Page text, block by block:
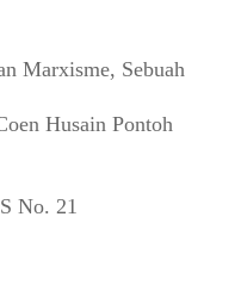
Marxisme, Sebuah
Husain Pontoh
No. 21